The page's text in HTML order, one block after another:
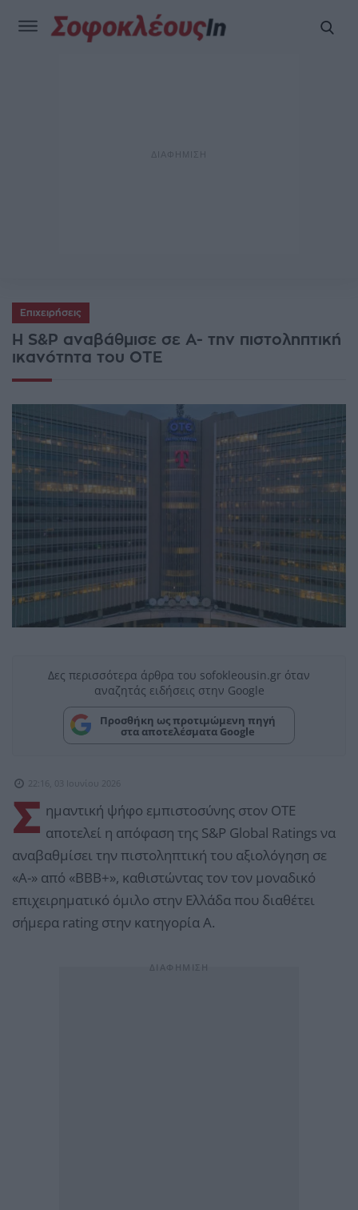
Επιχειρήσεις
Η S&P αναβάθμισε σε Α- την πιστοληπτική
ικανότητα του ΟΤΕ
Δες περισσότερα άρθρα του sofokleousin.gr όταν
αναζητάς ειδήσεις στην Google
Προσθήκη ως προτιμώμενη πηγή
στα αποτελέσματα Google
22:16, 03 Ιουνίου 2026
Σ ημαντική ψήφο εμπιστοσύνης στον ΟΤΕ
αποτελεί η απόφαση της S&P Global Ratings να
αναβαθμίσει την πιστοληπτική του αξιολόγηση σε
«Α-» από «BBB+», καθιστώντας τον τον μοναδικό
επιχειρηματικό όμιλο στην Ελλάδα που διαθέτει
σήμερα rating στην κατηγορία Α.